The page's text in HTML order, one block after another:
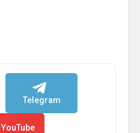
Telegram
YouTube